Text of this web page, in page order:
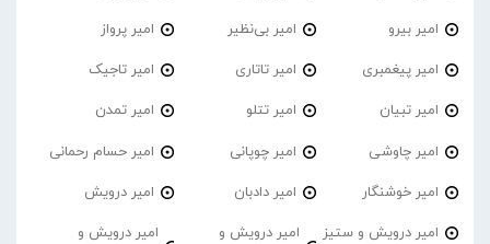
امیر بیرو امیر بی‌نظیر امیر پرواز
امیر پیغمبری امیر تاتاری امیر تاجیک
امیر تبیان امیر تتلو امیر تمدن
امیر چاوشی امیر چوپانی امیر حسام رحمانی
امیر خوشنگار امیر دادبان امیر درویش
امیر درویش و ستیز
امیر درویش و
امیر درویش و